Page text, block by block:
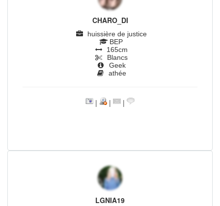
CHARO_DI
huissière de justice
BEP
165cm
Blancs
Geek
athée
| | |
LGNIA19